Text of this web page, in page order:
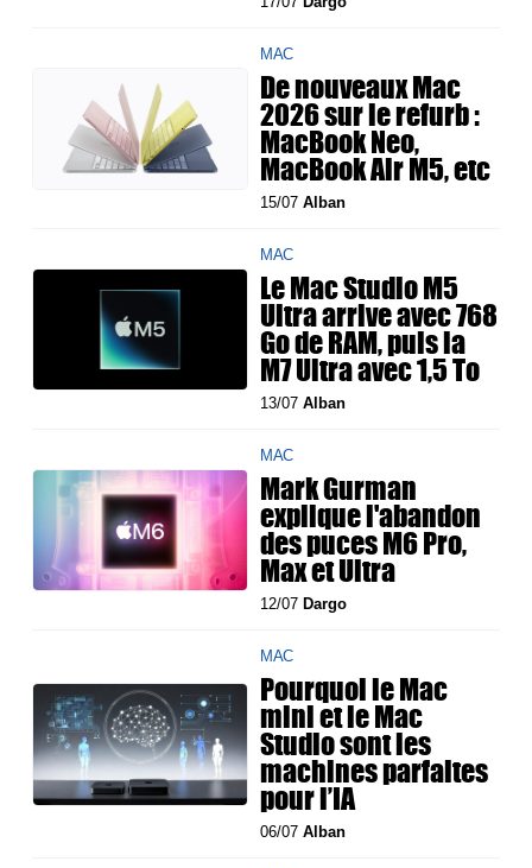
MAC
De nouveaux Mac
2026 sur le refurb :
MacBook Neo,
MacBook Air M5, etc
15/07Alban
MAC
Le Mac Studio M5
Ultra arrive avec 768
Go de RAM, puis la
M7 Ultra avec 1,5 To
13/07Alban
MAC
Mark Gurman
explique l'abandon
des puces M6 Pro,
Max et Ultra
12/07 Dargo
MAC
Pourquoi le Mac
mini et le Mac
Studio sont les
machines parfaites
pour l’IA
06/07Alban